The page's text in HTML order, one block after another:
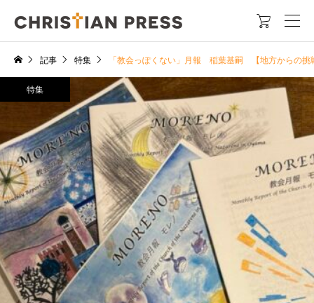

記事 特集 「教会っぽくない」月報 稲葉基嗣 【地方からの挑
特集